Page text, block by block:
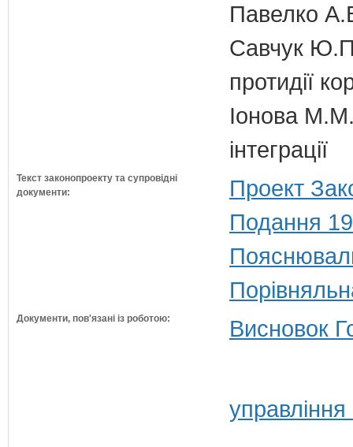
Павелко
Савчук Ю.П.
протидії
Іонова М.М.
інтеграції
Текст законопроекту та супровідні
документи:
Проект
Подання
Документи, пов'язані із роботою: Висновок